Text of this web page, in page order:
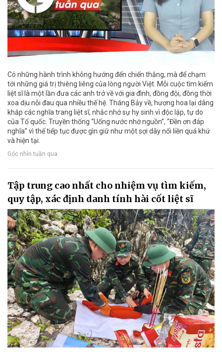
Có những hành trình không hướng đến chiến thắng, mà để chạm
tới những giá trị thiêng liêng của lòng người Việt. Mỗi cuộc tìm kiếm
liệt sĩ là một lần đưa các anh trở về với gia đình, đồng đội, đồng thời
xoa dịu nỗi đau qua nhiều thế hệ. Tháng Bảy về, hương hoa lại dâng
khắp các nghĩa trang liệt sĩ, nhắc nhớ sự hy sinh vì độc lập, tự do
của Tổ quốc. Truyền thống “Uống nước nhớ nguồn”, “Đền ơn đáp
nghĩa” vì thế tiếp tục được gìn giữ như một sợi dây nối liền quá khứ
và hiện tại.
Góc nhìn tuần qua
Tập trung cao nhất cho nhiệm vụ tìm kiếm,
quy tập, xác định danh tính hài cốt liệt sĩ